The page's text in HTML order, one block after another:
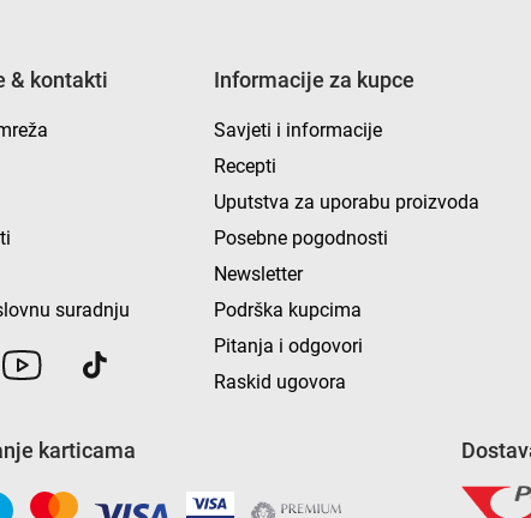
& kontakti
suradnju
Informacije za kupce
Savjeti i informacije
Recepti
Uputstva za uporabu proizvoda
Posebne pogodnosti
Newsletter
Podrška kupcima
Pitanja i odgovori
Raskid ugovora
karticama